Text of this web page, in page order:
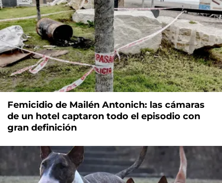
Femicidio de Mailén Antonich: las cámaras
de un hotel captaron todo el episodio con
gran definición